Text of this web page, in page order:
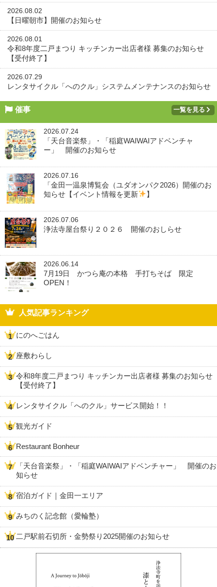
2026.08.02
【日曜朝市】開催のお知らせ
2026.08.01
令和8年度二戸まつり キッチンカー出店者様 募集のお知らせ
【受付終了】
2026.07.29
レンタサイクル「へのクル」システムメンテナンスのお知らせ
催事 一覧を見る
2026.07.24
「天台音楽祭」・「稲庭WAIWAIアドベンチャ
ー」 開催のお知らせ
2026.07.16
「金田一温泉博覧会（ユダオンパク2026）開催のお
知らせ【イベント情報を更新
】
2026.07.06
浄法寺屋台祭り２０２６ 開催のおしらせ
2026.06.14
7月19日 かつら庵の本格 手打ちそば 限定
OPEN！
人気記事ランキング
にのへごはん
座敷わらし
令和8年度二戸まつり キッチンカー出店者様 募集のお知らせ
【受付終了】
レンタサイクル「へのクル」サービス開始！！
観光ガイド
Restaurant Bonheur
「天台音楽祭」・「稲庭WAIWAIアドベンチャー」 開催のお
知らせ
宿泊ガイド｜金田一エリア
みちのく記念館（愛輪塾）
二戸駅前石切所・金勢祭り2025開催のお知らせ